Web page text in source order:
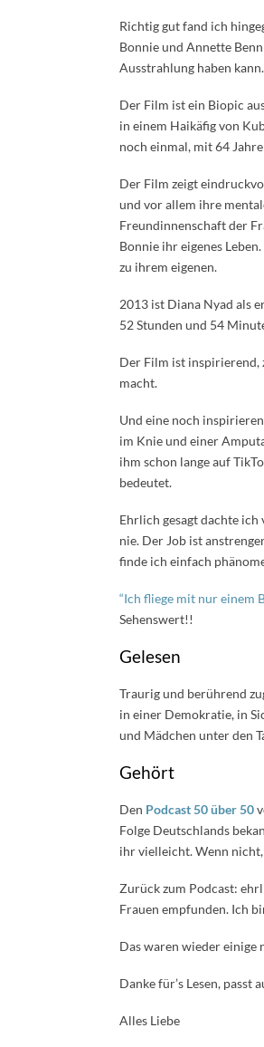
Richtig gut fand ich
Bonnie und Annette
Ausstrahlung haben kann.
Der Film ist ein Biopic
in einem Haikäfig von
noch einmal, mit 64
Der Film zeigt
und vor allem ihre
Freundinnenschaft der
Bonnie ihr eigenes
zu ihrem eigenen.
2013 ist Diana Nyad als
52 Stunden und 54
Der Film ist inspirierend,
macht.
Und eine noch
im Knie und einer
ihm schon lange auf
bedeutet.
Ehrlich gesagt dachte
nie. Der Job ist
finde ich einfach
“Ich fliege mit nur einem
Sehenswert!!
Gelesen
Traurig und berührend
in einer Demokratie, in
und Mädchen unter den
Gehört
Den Podcast 50 über 50
Folge Deutschlands
ihr vielleicht. Wenn
Zurück zum Podcast:
Frauen empfunden. Ich
Das waren wieder einige
Danke für’s Lesen, passt
Alles Liebe